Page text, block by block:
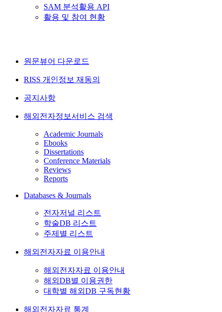
SAM 분석활용 API
활용 및 참여 현황
원문뷰어 다운로드
RISS 개인정보 재동의
공지사항
해외전자정보서비스 검색
Academic Journals
Ebooks
Dissertations
Conference Materials
Reviews
Reports
Databases & Journals
전자저널 리스트
학술DB 리스트
주제별 리스트
해외전자자료 이용안내
해외전자자료 이용안내
해외DB별 이용권한
대학별 해외DB 구독현황
해외전자자료 통계